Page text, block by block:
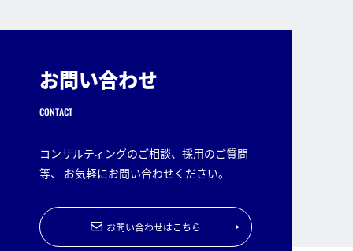
お問い合わせ
CONTACT
コンサルティングのご相談、採用のご質問
等、 お気軽にお問い合わせください。
お問い合わせはこちら